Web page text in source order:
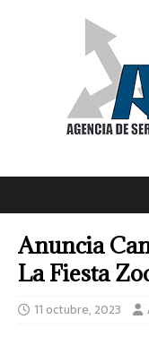
Anuncia
La Fiesta
11 octubre, 2023